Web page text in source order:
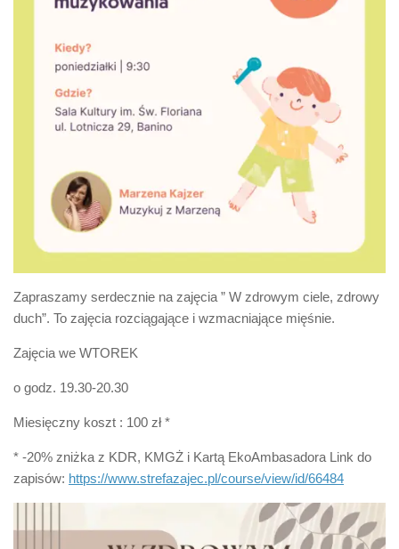
Zapraszamy serdecznie na zajęcia ” W zdrowym ciele, zdrowy
duch”. To zajęcia rozciągające i wzmacniające mięśnie.
Zajęcia we WTOREK
o godz. 19.30-20.30
Miesięczny koszt : 100 zł *
* -20% zniżka z KDR, KMGŻ i Kartą EkoAmbasadora Link do
zapisów: https://www.strefazajec.pl/course/view/id/66484